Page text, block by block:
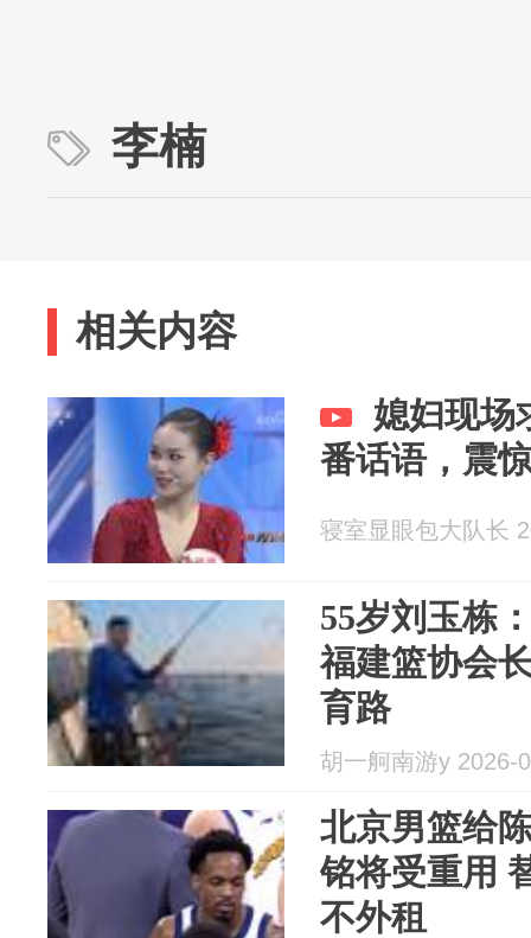
李楠
相关内容
媳妇现场
番话语，震
寝室显眼包大队长
55岁刘玉栋
福建篮协会
育路
胡一舸南游y 2026-
北京男篮给
铭将受重用
不外租